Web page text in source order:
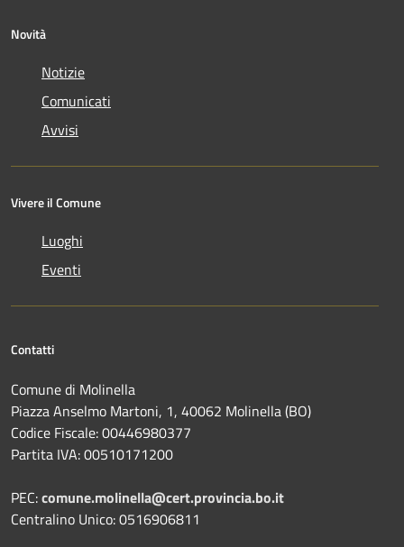
Novità
Notizie
Comunicati
Avvisi
Vivere il Comune
Luoghi
Eventi
Contatti
Comune di Molinella
Piazza Anselmo Martoni, 1, 40062 Molinella (BO)
Codice Fiscale: 00446980377
Partita IVA: 00510171200
PEC:comune.molinella@cert.provincia.bo.it
Centralino Unico: 0516906811